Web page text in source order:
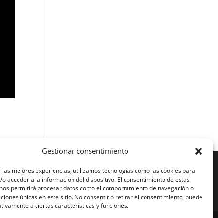
Gestionar consentimiento
las mejores experiencias, utilizamos tecnologías como las cookies para
acceder a la información del dispositivo. El consentimiento de estas
permitirá procesar datos como el comportamiento de navegación o
únicas en este sitio. No consentir o retirar el consentimiento, puede
a ciertas características y funciones.